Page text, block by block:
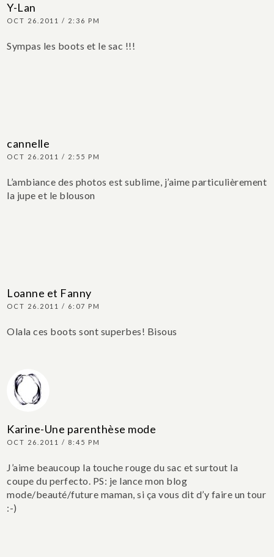
Y-Lan
OCT 26.2011 / 2:36 PM
Sympas les boots et le sac !!!
cannelle
OCT 26.2011 / 2:55 PM
L’ambiance des photos est sublime, j’aime particulièrement
la jupe et le blouson
Loanne et Fanny
OCT 26.2011 / 6:07 PM
Olala ces boots sont superbes! Bisous
Karine-Une parenthèse mode
OCT 26.2011 / 8:45 PM
J’aime beaucoup la touche rouge du sac et surtout la
coupe du perfecto. PS: je lance mon blog
mode/beauté/future maman, si ça vous dit d’y faire un tour
:-)